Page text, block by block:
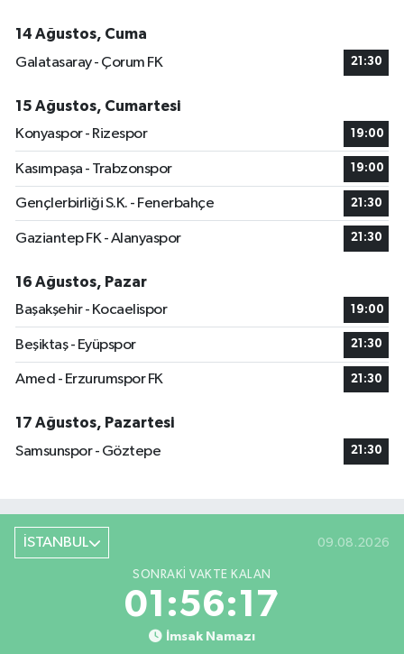
14 Ağustos, Cuma
Galatasaray - Çorum FK
21:30
15 Ağustos, Cumartesi
Konyaspor - Rizespor
19:00
Kasımpaşa - Trabzonspor 19:00
Gençlerbirliği S.K. - Fenerbahçe 21:30
Gaziantep FK - Alanyaspor 21:30
16 Ağustos, Pazar
Başakşehir - Kocaelispor
19:00
Beşiktaş - Eyüpspor 21:30
Amed - Erzurumspor FK 21:30
17 Ağustos, Pazartesi
Samsunspor - Göztepe
21:30
İSTANBUL 09.08.2026
SONRAKI VAKTE KALAN
01:56:16
İmsak Namazı